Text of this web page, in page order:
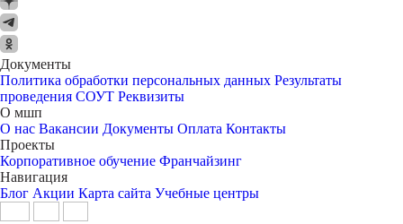
Документы
Политика обработки персональных данных Результаты
проведения СОУТ Реквизиты
О мшп
О нас Вакансии Документы Оплата Контакты
Проекты
Корпоративное обучение Франчайзинг
Навигация
Блог Акции Карта сайта Учебные центры